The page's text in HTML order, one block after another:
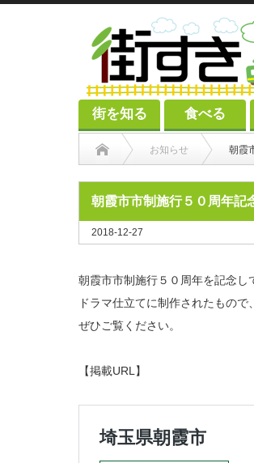
街を知る 食べる
お知らせ 朝霞
朝霞市市制施行５０周年記
2018-12-27
朝霞市市制施行５０周年を記念し
ドラマ仕立てに制作されたもので
ぜひご覧ください。
【掲載URL】